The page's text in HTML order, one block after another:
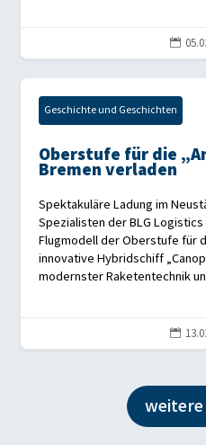

Geschichte und Geschichten
Oberstufe für die
Bremen verladen
Spektakuläre Ladung im
Spezialisten der BLG
Flugmodell der Oberstufe für
innovative Hybridschiff
modernster Raketentechnik
